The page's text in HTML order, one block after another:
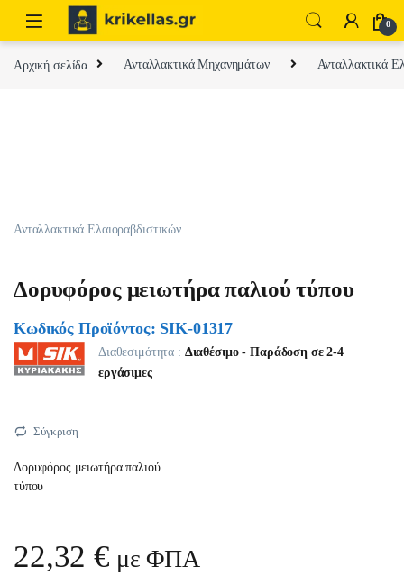
Skip to navigation
Skip to content
0
Αρχική σελίδα Ανταλλακτικά Μηχανημάτων Ανταλλακτικά
Ανταλλακτικά Ελαιοραβδιστικών
Δορυφόρος μειωτήρα παλιού τύπου
Κωδικός Προϊόντος: SIK-01317
Διαθεσιμότητα : Διαθέσιμο - Παράδοση σε 2-4
εργάσιμες
Σύγκριση
Δορυφόρος μειωτήρα παλιού
τύπου
22,32€ με ΦΠΑ